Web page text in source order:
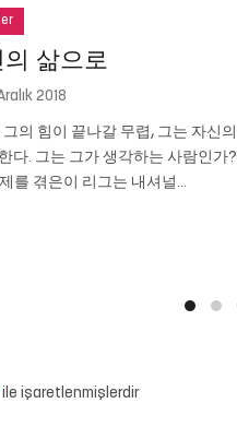
삶으로
2018
의 힘이 끝나갈 무렵, 그는 자신의
다. 그는 그가 생각하는 사람인가?
를 겪은이 리그는 내셔널...
ile işaretlenmişlerdir